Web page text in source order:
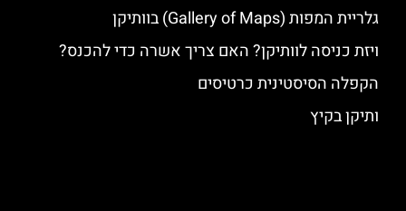
גלריית המפות (Gallery of Maps) בוותיקן
ויזת כניסה לוותיקן? האם צריך אשרה כדי להכנס?
הקפלה הסיסטינית כרטיסים
ותיקן בקיץ